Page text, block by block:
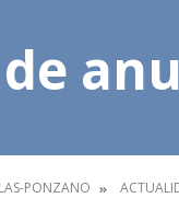
PONZANO